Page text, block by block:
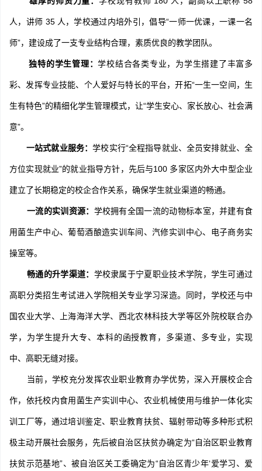
人，讲师 35 人，学校通过内培外引，倡导“一师一优课，一课一名
师”，建设成了一支专业结构合理，素质优良的教学团队。
独特的学生管理：学校结合各类专业，为学生搭建了丰富多
彩、发挥专业技能、个人爱好与特长的平台，开拓“一生一空间，生
生有特色”的精细化学生管理模式，让“学生安心、家长放心、社会满
意”。
一站式就业服务：学校实行“全程指导就业、全员安排就业、全
方位实现就业”的就业指导方针，先后与100 多家区内外大中型企业
建立了长期稳定的校企合作关系，确保学生就业渠道的畅通。
一流的实训资源： 学校拥有全国一流的动物标本室，并建有食
用菌生产中心、葡萄酒酿造实训车间、汽修实训中心、电子商务实
操室等。
畅通的升学渠道： 学校隶属于宁夏职业技术学院，学生可通过
高职分类招生考试进入学院相关专业学习深造。同时，学校还与中
国农业大学、上海海洋大学、西北农林科技大学等区外院校联合办
学，为学生提升大专、本科的函授教育，多渠道、多专业，实现
中、高职无缝对接。
当前，学校充分发挥农业职业教育办学优势，深入开展校企合
作，依托校内食用菌生产实训中心、农业机械使用与维护一体化实
训工厂等，通过培训鉴定、职业教育扶贫、辐射带动等多种形式积
极主动开展社会服务，先后被自治区扶贫办确定为“自治区职业教育
扶贫示范基地”、被自治区关工委确定为“自治区青少年‘爱学习、爱